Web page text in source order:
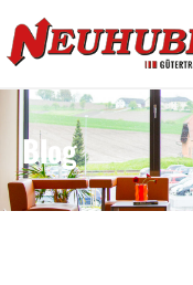
Blog